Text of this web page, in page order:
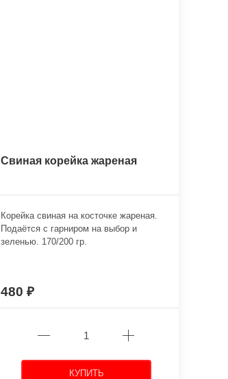
Свиная корейка жареная
Корейка свиная на косточке жареная.
Подаётся с гарниром на выбор и
зеленью. 170/200 гр.
480
КУПИТЬ